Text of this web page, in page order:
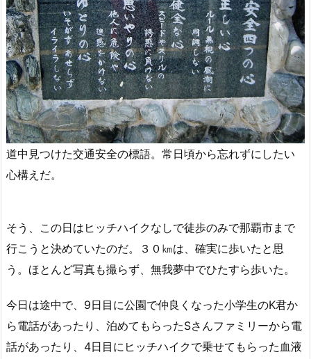
道中見つけた交通安全の標語。常日頃から忘れずにしたい
心構えだ。
そう、この日はヒッチハイクなしで徒歩のみで那覇市まで
行こうと決めていたのだ。３０㎞は、確実に歩いたと思
う。ほとんど写真も撮らず、無我夢中でひたすら歩いた。
今日は途中で、9日目に公園で仲良くなった小学生のK君か
ら電話があったり、泊めてもらったSさんファミリーから電
話があったり、4日目にヒッチハイクで乗せてもらった血液